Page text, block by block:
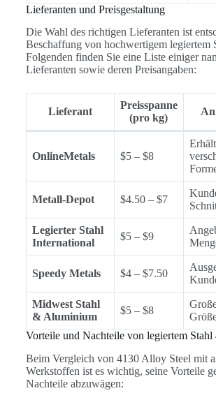
Lieferanten und Preisgestaltung
Die Wahl des richtigen Lieferanten ist
Beschaffung von hochwertigem legiertem
Folgenden finden Sie eine Liste einiger
Lieferanten sowie deren Preisangaben:
Lieferant
Preisspanne
(pro kg)
OnlineMetals $5 – $8
Metall-Depot $4.50 – $7
Legierter Stahl
International
$5 – $9
Speedy Metals $4 – $7.50
Midwest Stahl
& Aluminium
$5 – $8
Vorteile und Nachteile von legiertem Stahl
Beim Vergleich von 4130 Alloy Steel mit
Werkstoffen ist es wichtig, seine Vorteile
Nachteile abzuwägen: